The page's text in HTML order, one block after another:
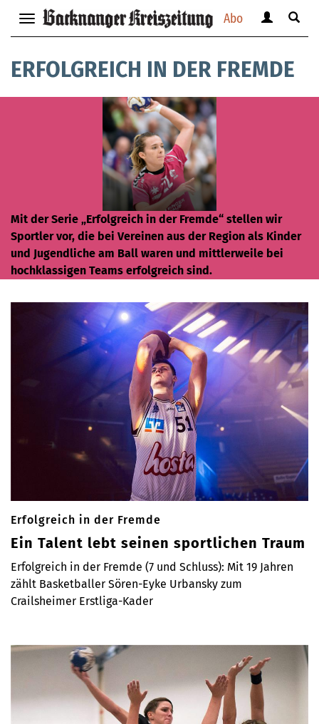
Abo
Navigation
anzeigen
verbergen
anzeigen
verbergen
Suche
ERFOLGREICH IN DER FREMDE
Mit der Serie „Erfolgreich in der Fremde“ stellen wir
Sportler vor, die bei Vereinen aus der Region als Kinder
und Jugendliche am Ball waren und mittlerweile bei
hochklassigen Teams erfolgreich sind.
Erfolgreich in der Fremde
Ein Talent lebt seinen sportlichen Traum
Erfolgreich in der Fremde (7 und Schluss): Mit 19 Jahren
zählt Basketballer Sören-Eyke Urbansky zum
Crailsheimer Erstliga-Kader